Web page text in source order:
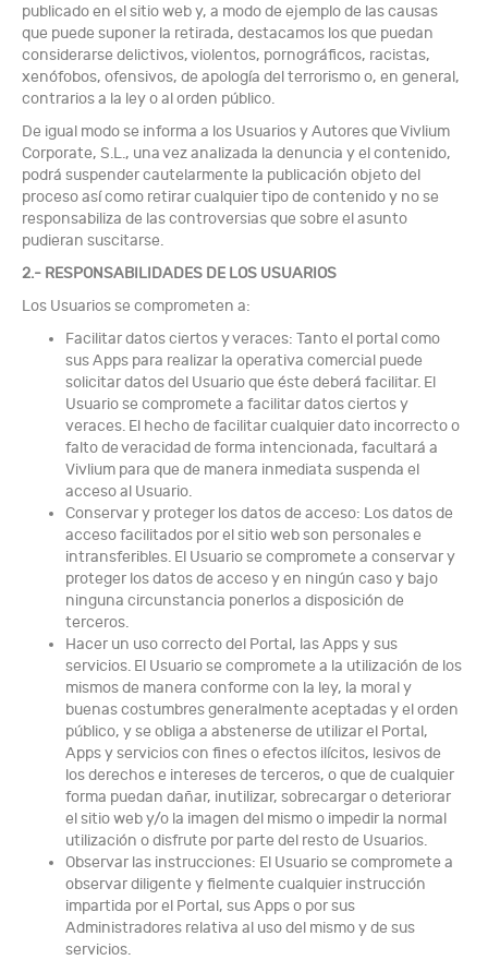
publicado en el sitio web y, a modo de ejemplo de las causas
que puede suponer la retirada, destacamos los que puedan
considerarse delictivos, violentos, pornográficos, racistas,
xenófobos, ofensivos, de apología del terrorismo o, en general,
contrarios a la ley o al orden público.
De igual modo se informa a los Usuarios y Autores que Vivlium
Corporate, S.L., una vez analizada la denuncia y el contenido,
podrá suspender cautelarmente la publicación objeto del
proceso así como retirar cualquier tipo de contenido y no se
responsabiliza de las controversias que sobre el asunto
pudieran suscitarse.
2.- RESPONSABILIDADES DE LOS USUARIOS
Los Usuarios se comprometen a:
Facilitar datos ciertos y veraces: Tanto el portal como
sus Apps para realizar la operativa comercial puede
solicitar datos del Usuario que éste deberá facilitar. El
Usuario se compromete a facilitar datos ciertos y
veraces. El hecho de facilitar cualquier dato incorrecto o
falto de veracidad de forma intencionada, facultará a
Vivlium para que de manera inmediata suspenda el
acceso al Usuario.
Conservar y proteger los datos de acceso: Los datos de
acceso facilitados por el sitio web son personales e
intransferibles. El Usuario se compromete a conservar y
proteger los datos de acceso y en ningún caso y bajo
ninguna circunstancia ponerlos a disposición de
terceros.
Hacer un uso correcto del Portal, las Apps y sus
servicios. El Usuario se compromete a la utilización de los
mismos de manera conforme con la ley, la moral y
buenas costumbres generalmente aceptadas y el orden
público, y se obliga a abstenerse de utilizar el Portal,
Apps y servicios con fines o efectos ilícitos, lesivos de
los derechos e intereses de terceros, o que de cualquier
forma puedan dañar, inutilizar, sobrecargar o deteriorar
el sitio web y/o la imagen del mismo o impedir la normal
utilización o disfrute por parte del resto de Usuarios.
Observar las instrucciones: El Usuario se compromete a
observar diligente y fielmente cualquier instrucción
impartida por el Portal, sus Apps o por sus
Administradores relativa al uso del mismo y de sus
servicios.